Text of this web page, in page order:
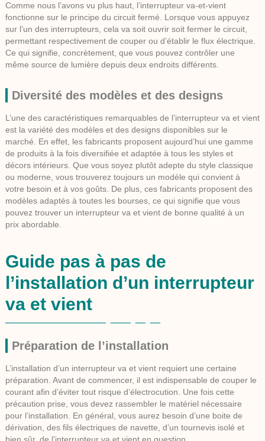
Comme nous l’avons vu plus haut, l’interrupteur va-et-vient
fonctionne sur le principe du circuit fermé. Lorsque vous appuyez
sur l’un des interrupteurs, cela va soit ouvrir soit fermer le circuit,
permettant respectivement de couper ou d’établir le flux électrique.
Ce qui signifie, concrètement, que vous pouvez contrôler une
même source de lumière depuis deux endroits différents.
Diversité des modèles et des designs
L’une des caractéristiques remarquables de l’interrupteur va et vient
est la variété des modèles et des designs disponibles sur le
marché. En effet, les fabricants proposent aujourd’hui une gamme
de produits à la fois diversifiée et adaptée à tous les styles et
décors intérieurs. Que vous soyez plutôt adepte du style classique
ou moderne, vous trouverez toujours un modèle qui convient à
votre besoin et à vos goûts. De plus, ces fabricants proposent des
modèles adaptés à toutes les bourses, ce qui signifie que vous
pouvez trouver un interrupteur va et vient de bonne qualité à un
prix abordable.
Guide pas à pas de
l’installation d’un interrupteur
va et vient
Préparation de l’installation
L’installation d’un interrupteur va et vient requiert une certaine
préparation. Avant de commencer, il est indispensable de couper le
courant afin d’éviter tout risque d’électrocution. Une fois cette
précaution prise, vous devez rassembler le matériel nécessaire
pour l’installation. En général, vous aurez besoin d’une boite de
dérivation, des fils électriques de navette, d’un tournevis isolé et